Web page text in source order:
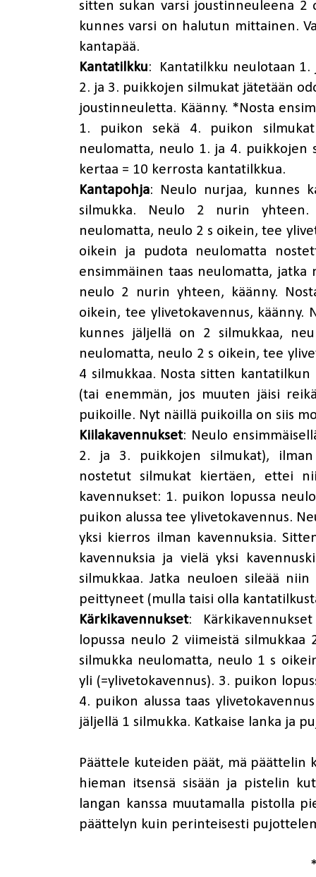
sitten sukan varsi joustinneuleena
kunnes varsi on halutun mittainen.
kantapää.
Kantatilkku: Kantatilkku neulotaan 1.
2. ja 3. puikkojen silmukat jätetään
joustinneuletta. Käänny. *Nosta
1. puikon sekä 4. puikon
neulomatta, neulo 1. ja 4. puikkojen
kertaa = 10 kerrosta kantatilkkua.
Kantapohja: Neulo nurjaa, kunnes
silmukka. Neulo 2 nurin yhteen.
neulomatta, neulo 2 s oikein, tee
oikein ja pudota neulomatta
ensimmäinen taas neulomatta,
neulo 2 nurin yhteen, käänny.
oikein, tee ylivetokavennus, käänny.
kunnes jäljellä on 2 silmukkaa,
neulomatta, neulo 2 s oikein, tee
4 silmukkaa. Nosta sitten
(tai enemmän, jos muuten jäisi
puikoille. Nyt näillä puikoilla on siis
Kiilakavennukset: Neulo
2. ja 3. puikkojen silmukat), ilman
nostetut silmukat kiertäen, ettei
kavennukset: 1. puikon lopussa
puikon alussa tee ylivetokavennus.
yksi kierros ilman kavennuksia.
kavennuksia ja vielä yksi
silmukkaa. Jatka neuloen sileää
peittyneet (mulla taisi olla
Kärkikavennukset:
lopussa neulo 2 viimeistä
silmukka neulomatta, neulo 1 s
yli (=ylivetokavennus). 3. puikon
4. puikon alussa taas
jäljellä 1 silmukka. Katkaise lanka ja
Päättele kuteiden päät, mä päättelin
hieman itsensä sisään ja pistelin
langan kanssa muutamalla pistolla
päättelyn kuin perinteisesti